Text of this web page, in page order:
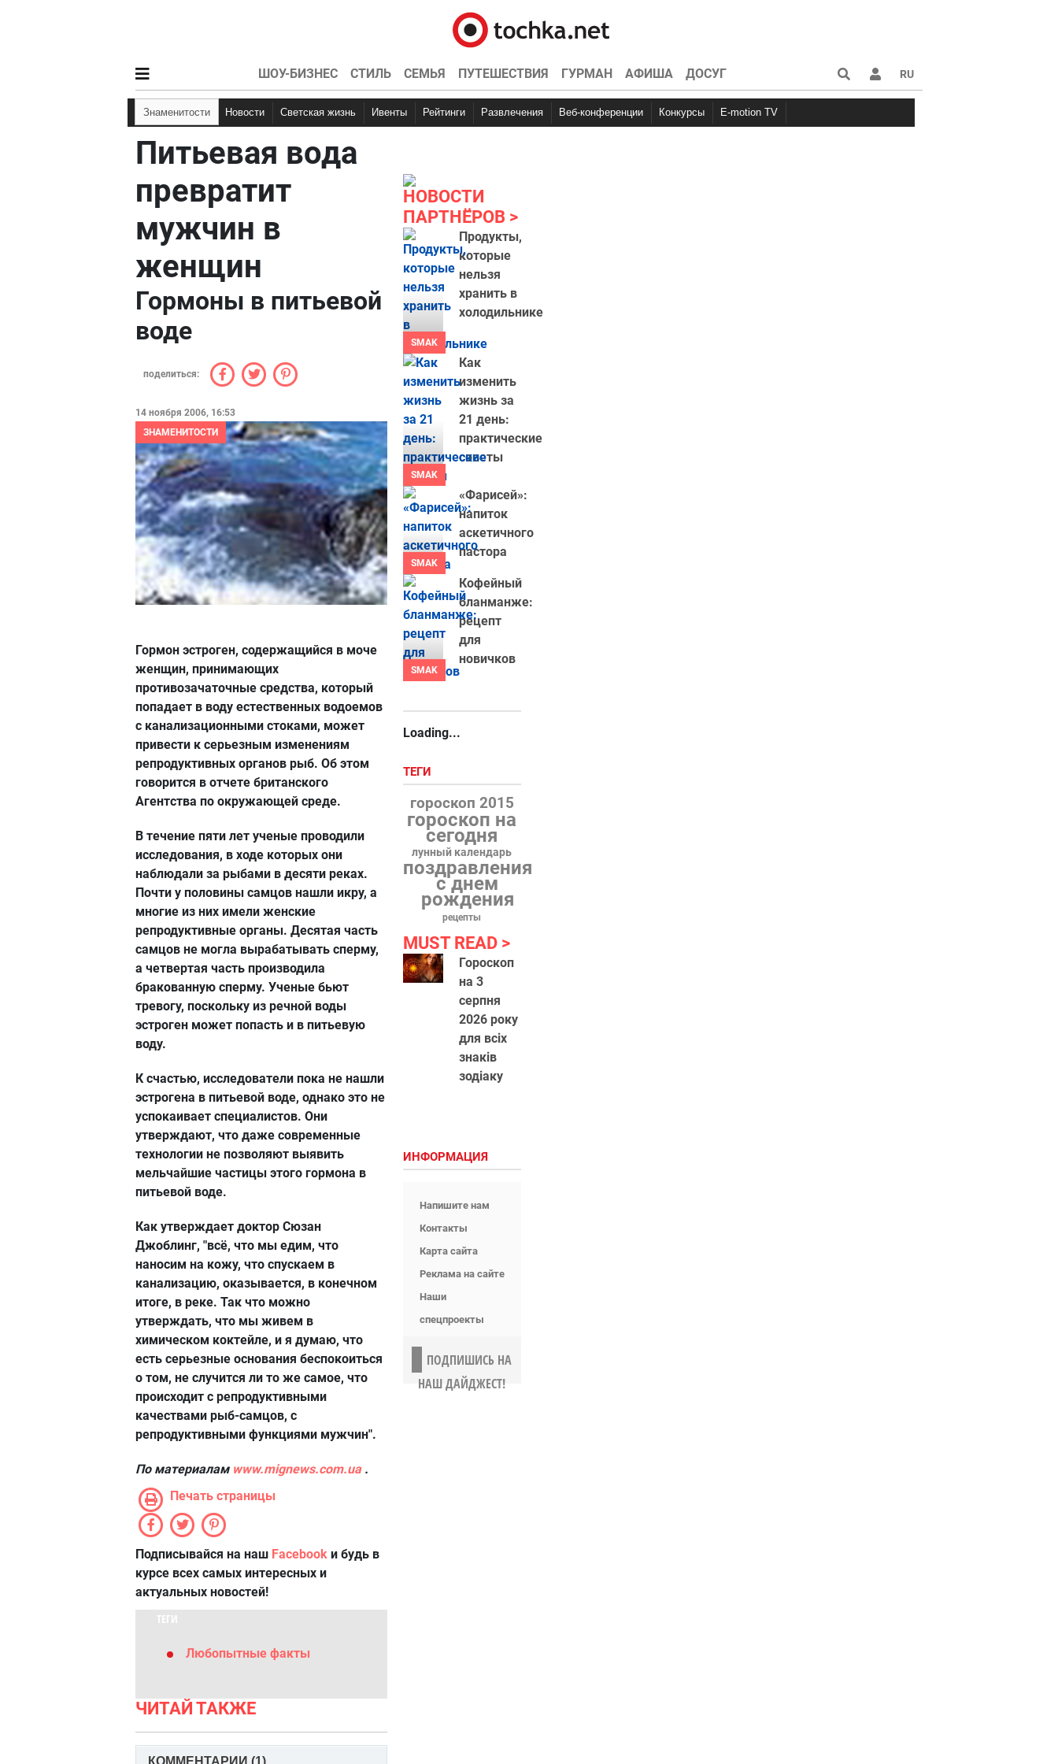
ШОУ-БИЗНЕС СТИЛЬ СЕМЬЯ ПУТЕШЕСТВИЯ ГУРМАН АФИША ДОСУГ RU
Знаменитости Новости Светская жизнь Ивенты Рейтинги Развлечения Веб-конференции Конкурсы E-motion TV
Питьевая вода
превратит
мужчин в
женщин
Гормоны в питьевой
воде
поделиться:
14 ноября 2006, 16:53
ЗНАМЕНИТОСТИ
Гормон эстроген, содержащийся в моче
женщин, принимающих
противозачаточные средства, который
попадает в воду естественных водоемов
с канализационными стоками, может
привести к серьезным изменениям
репродуктивных органов рыб. Об этом
говорится в отчете британского
Агентства по окружающей среде.
В течение пяти лет ученые проводили
исследования, в ходе которых они
наблюдали за рыбами в десяти реках.
Почти у половины самцов нашли икру, а
многие из них имели женские
репродуктивные органы. Десятая часть
самцов не могла вырабатывать сперму,
а четвертая часть производила
бракованную сперму. Ученые бьют
тревогу, поскольку из речной воды
эстроген может попасть и в питьевую
воду.
К счастью, исследователи пока не нашли
эстрогена в питьевой воде, однако это не
успокаивает специалистов. Они
утверждают, что даже современные
технологии не позволяют выявить
мельчайшие частицы этого гормона в
питьевой воде.
Как утверждает доктор Сюзан
Джоблинг, "всё, что мы едим, что
наносим на кожу, что спускаем в
канализацию, оказывается, в конечном
итоге, в реке. Так что можно
утверждать, что мы живем в
химическом коктейле, и я думаю, что
есть серьезные основания беспокоиться
о том, не случится ли то же самое, что
происходит с репродуктивными
качествами рыб-самцов, с
репродуктивными функциями мужчин".
По материалам www.mignews.com.ua.
Печать страницы
Подписывайся на наш Facebook и будь в
курсе всех самых интересных и
актуальных новостей!
ТЕГИ
Любопытные факты
ЧИТАЙ ТАКЖЕ
КОММЕНТАРИИ (1 )
НОВОСТИ
ПАРТНЁРОВ
SMAK
Продукты,
которые
нельзя
хранить в
холодильнике
SMAK
Как
изменить
жизнь за
21 день:
практические
советы
SMAK
«Фарисей»:
напиток
аскетичного
пастора
SMAK
Кофейный
бланманже:
рецепт
для
новичков
Loading...
ТЕГИ
гороскоп 2015
гороскоп на
сегодня
лунный календарь
поздравления
с днем
рождения
рецепты
MUST READ
Гороскоп
на 3
серпня
2026 року
для всіх
знаків
зодіаку
ИНФОРМАЦИЯ
Напишите нам
Контакты
Карта сайта
Реклама на сайте
Наши
спецпроекты
ПОДПИШИСЬ НА
НАШ ДАЙДЖЕСТ!